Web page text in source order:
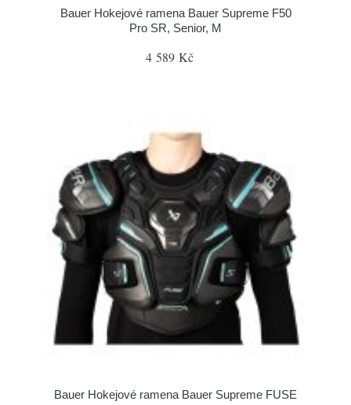
Bauer Hokejové ramena Bauer Supreme F50
Pro SR, Senior, M
4 589 Kč
Bauer Hokejové ramena Bauer Supreme FUSE